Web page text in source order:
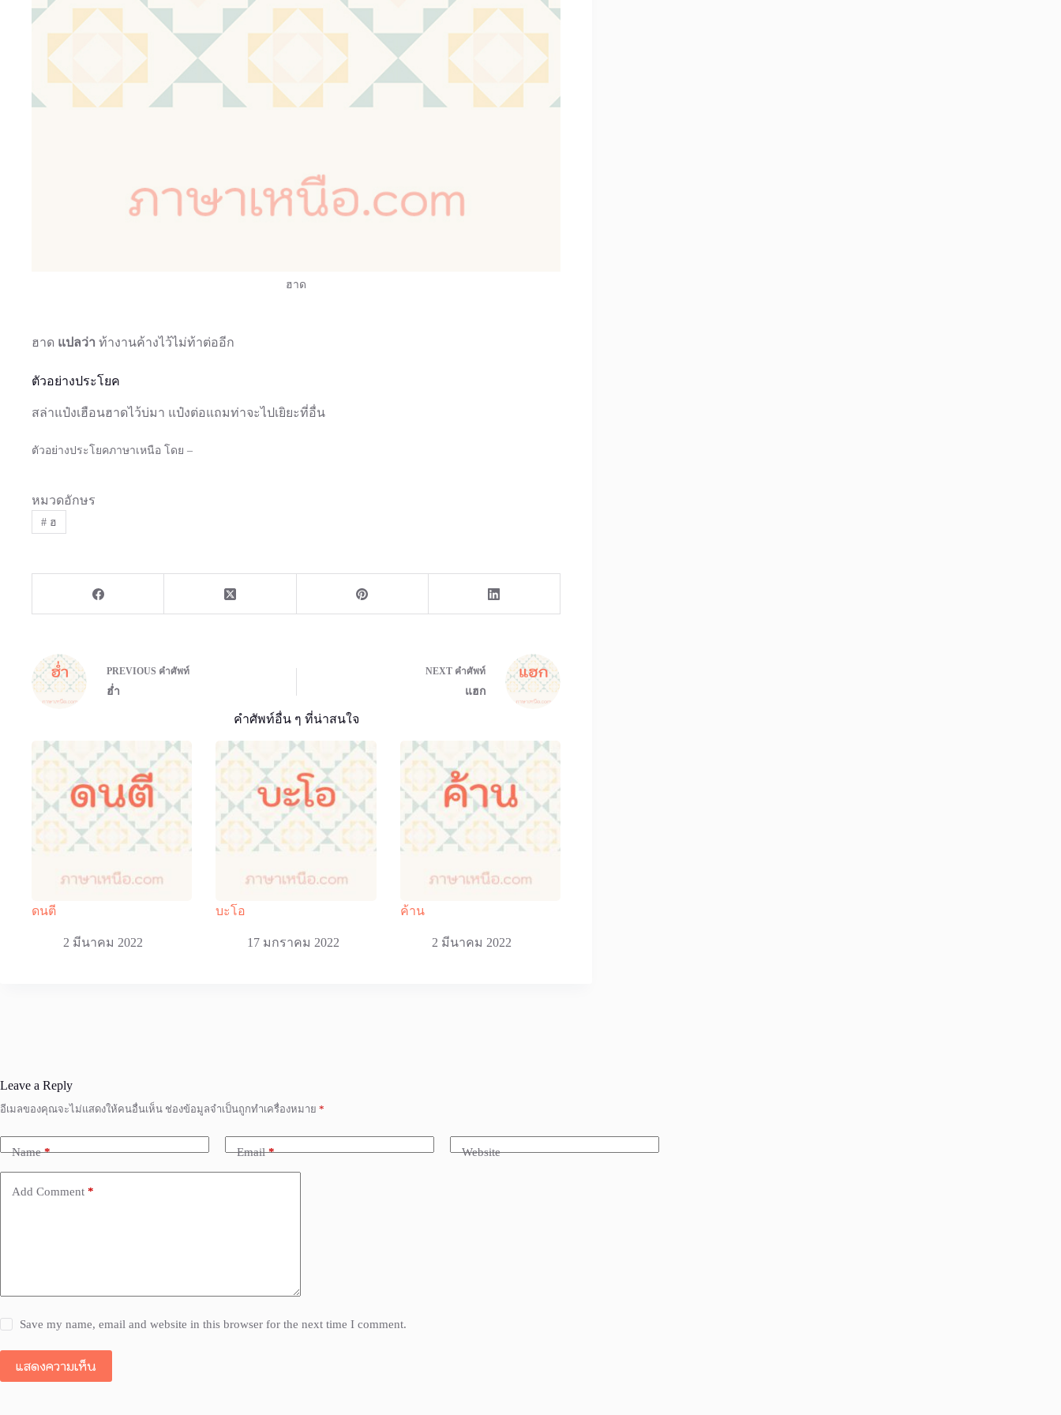
ฮาด
ฮาด แปลว่า ท้างานค้างไว้ไม่ท้าต่ออีก
ตัวอย่างประโยค
สล่าแป๋งเฮือนฮาดไว้บ่มา แป๋งต่อแถมท่าจะไปเยิยะที่อื่น
ตัวอย่างประโยคภาษาเหนือ โดย –
หมวดอักษร
#ฮ
PREVIOUS คำศัพท์
ฮ่ำ
NEXT คำศัพท์
แฮก
คำศัพท์อื่น ๆ ที่น่าสนใจ
ดนตี
2 มีนาคม 2022
บะโอ
17 มกราคม 2022
ค้าน
2 มีนาคม 2022
Leave a Reply
อีเมลของคุณจะไม่แสดงให้คนอื่นเห็น ช่องข้อมูลจำเป็นถูกทำเครื่องหมาย *
Name* Email* Website
Add Comment *
Save my name, email and website in this browser for the next time I comment.
แสดงความเห็น